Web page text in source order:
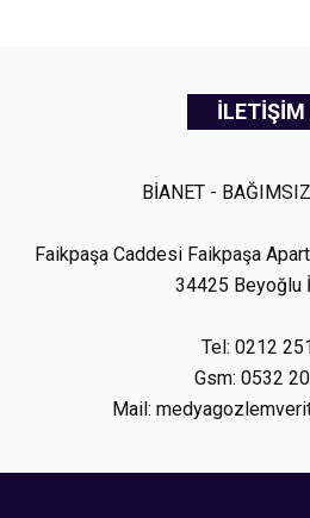
İLETİŞİM
BİANET -
Faikpaşa Caddesi Faikpaşa
34425 Beyoğlu
Tel: 0212
Gsm: 0532
Mail: